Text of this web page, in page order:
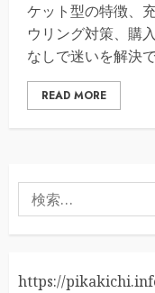
ケット型の特徴、
ウリング対策、購
なしで迷いを解決
READ MORE
索:
https://